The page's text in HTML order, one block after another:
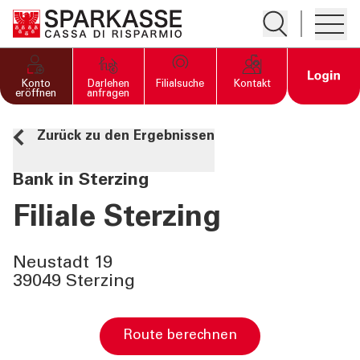
Suche öffnen
PRIVATKUNDEN UND
FAMILIEN
GESCHÄFTSKUNDEN
DIENSTLEISTUNGEN
PRIVATKUNDEN
DIENSTLEISTUNGEN
GESCHÄFTSKUNDEN
MEHR ALS BANK
Konto
eröffnen
Darlehen
anfragen
Filialsuche Kontakt Open
Zurück zu den Ergebnissen
Bank in Sterzing
Filiale Sterzing
Neustadt 19
39049 Sterzing
Route berechnen